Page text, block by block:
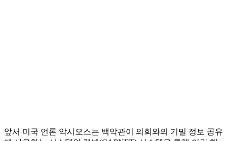
앞서 미국 언론 악시오스는 백악관이 의회와의 기밀 정보 공유